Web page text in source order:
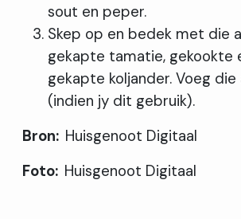
sout en peper.
Skep op en bedek met die
gekapte tamatie, gekookte
gekapte koljander. Voeg
(indien jy dit gebruik).
Bron: Huisgenoot Digitaal
Foto: Huisgenoot Digitaal